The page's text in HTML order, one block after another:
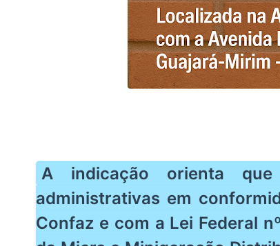
A indicação orienta
administrativas em
Confaz e com a Lei Federal